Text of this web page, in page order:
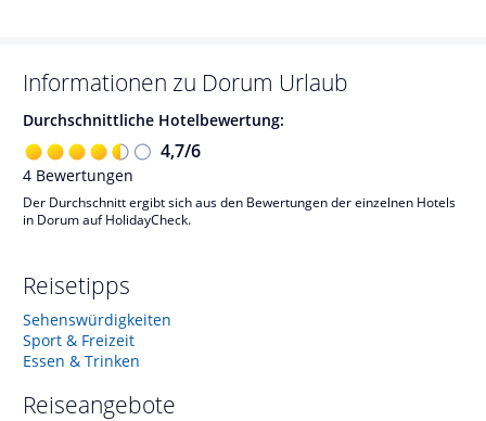
Informationen zu Dorum Urlaub
Durchschnittliche Hotelbewertung:
4,7/6
4 Bewertungen
Der Durchschnitt ergibt sich aus den Bewertungen der einzelnen Hotels
in Dorum auf HolidayCheck.
Reisetipps
Sehenswürdigkeiten
Sport & Freizeit
Essen & Trinken
Reiseangebote